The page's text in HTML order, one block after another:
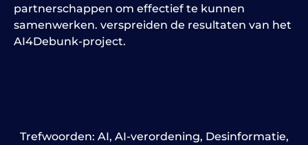
partnerschappen om effectief te kunnen
samenwerken. verspreiden de resultaten van het
AI4Debunk-project.
Trefwoorden: AI, AI-verordening, Desinformatie,